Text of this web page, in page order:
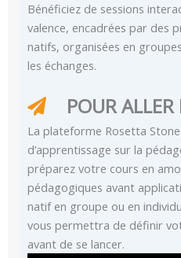
Bénéficiez de sessions
valence, encadrées par des
natifs, organisées en
les échanges.
POUR
La plateforme Rosetta
d’apprentissage sur la
préparez votre cours en
pédagogiques avant
natif en groupe ou en
vous permettra de définir
avant de se lancer.